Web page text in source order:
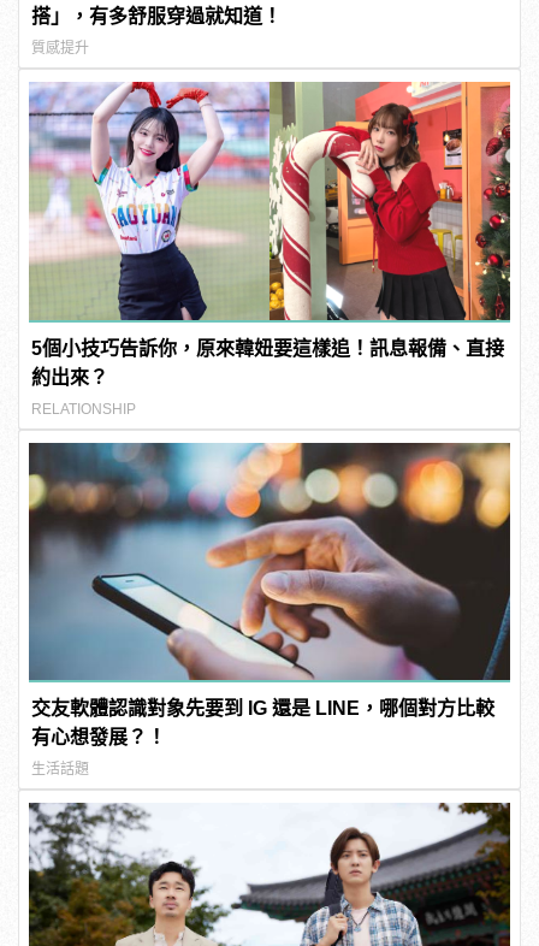
搭」，有多舒服穿過就知道！
質感提升
5個小技巧告訴你，原來韓妞要這樣追！訊息報備、直接
約出來？
RELATIONSHIP
交友軟體認識對象先要到 IG 還是 LINE，哪個對方比較
有心想發展？！
生活話題